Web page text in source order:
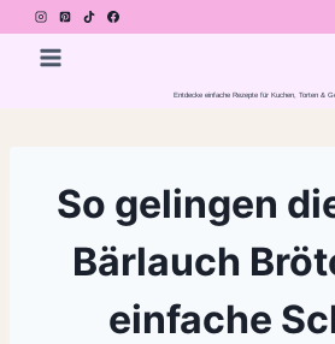
Zum
Inhalt
Entdecke einfache Rezepte für Kuchen, Torten &
So gelingen
Bärlauch
einfache